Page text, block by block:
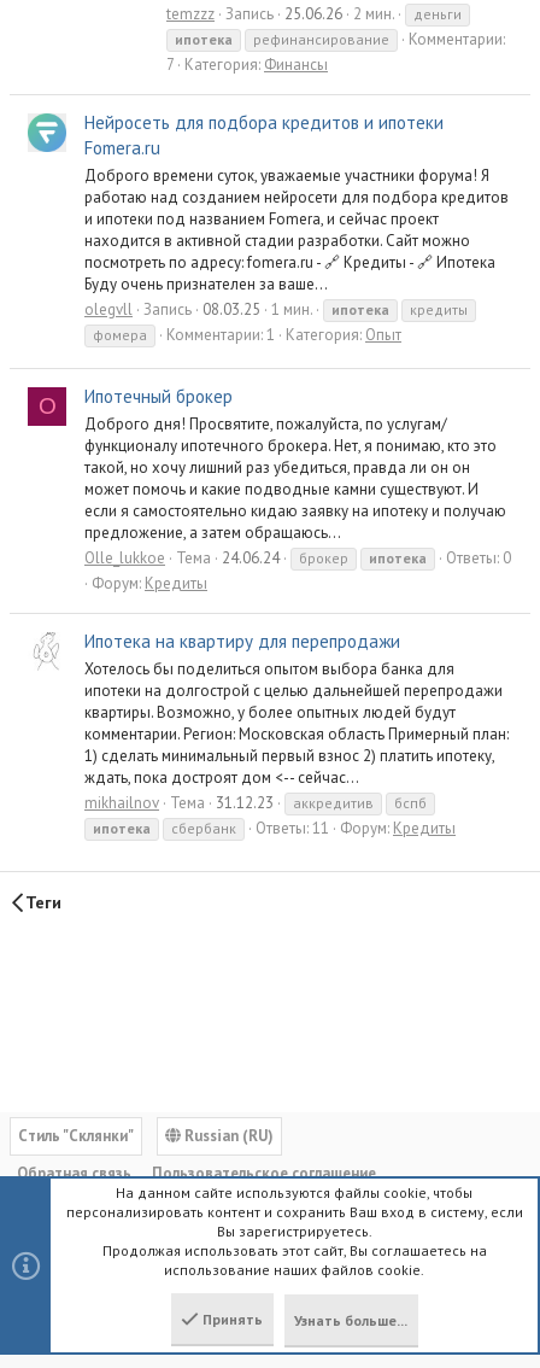
temzzz Запись 25.06.26 2 мин.
деньги
ипотека
рефинансирование
Комментарии:
7 Категория: Финансы
Нейросеть для подбора кредитов и ипотеки
Fomera.ru
Доброго времени суток, уважаемые участники форума! Я
работаю над созданием нейросети для подбора кредитов
и ипотеки под названием Fomera, и сейчас проект
находится в активной стадии разработки. Сайт можно
посмотреть по адресу: fomera.ru - 🔗 Кредиты - 🔗 Ипотека
Буду очень признателен за ваше...
olegvll Запись 08.03.25 1 мин. ипотека
кредиты
фомера
Комментарии: 1 Категория: Опыт
O Ипотечный брокер
Доброго дня! Просвятите, пожалуйста, по услугам/
функционалу ипотечного брокера. Нет, я понимаю, кто это
такой, но хочу лишний раз убедиться, правда ли он он
может помочь и какие подводные камни существуют. И
если я самостоятельно кидаю заявку на ипотеку и получаю
предложение, а затем обращаюсь...
Olle_lukkoe
Тема 24.06.24 брокер ипотека
Ответы: 0
Форум: Кредиты
Ипотека на квартиру для перепродажи
Хотелось бы поделиться опытом выбора банка для
ипотеки на долгострой с целью дальнейшей перепродажи
квартиры. Возможно, у более опытных людей будут
комментарии. Регион: Московская область Примерный план:
1) сделать минимальный первый взнос 2) платить ипотеку,
ждать, пока достроят дом <-- сейчас...
mikhailnov Тема 31.12.23 аккредитив
бспб
ипотека
сбербанк Ответы: 11 Форум: Кредиты
Теги
Cтиль "Склянки"
Russian (RU)
Обратная связь
Пользовательское соглашение
Политика конфиденциальности
Помощь Главная
R
S
Community platform by XenForo® © 2010-2023 XenForo Ltd.
XenForo.Info
На данном сайте используются файлы cookie, чтобы
персонализировать контент и сохранить Ваш вход в систему, если
Вы зарегистрируетесь.
Продолжая использовать этот сайт, Вы соглашаетесь на
использование наших файлов cookie.
Принять Узнать больше...